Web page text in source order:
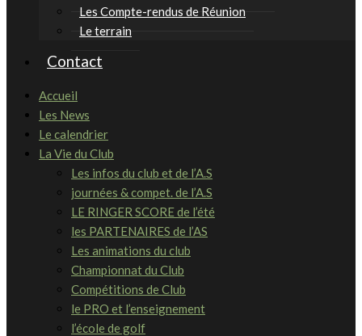
Les Compte-rendus de Réunion
Le terrain
Contact
Accueil
Les News
Le calendrier
La Vie du Club
Les infos du club et de l’A.S
journées & compet. de l’A.S
LE RINGER SCORE de l’été
les PARTENAIRES de l’AS
Les animations du club
Championnat du Club
Compétitions de Club
le PRO et l’enseignement
l’école de golf